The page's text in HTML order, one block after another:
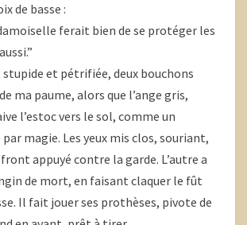
de basse :
ferait bien de se protéger les
stupide et pétrifiée, deux bouchons
ma paume, alors que l’ange gris,
l’estoc vers le sol, comme un
magie. Les yeux mis clos, souriant,
appuyé contre la garde. L’autre a
de mort, en faisant claquer le fût
Il fait jouer ses prothèses, pivote de